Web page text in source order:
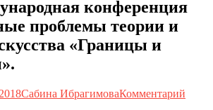
конференция
проблемы теории и
«Границы и
Сабина ИбрагимоваКомментарий